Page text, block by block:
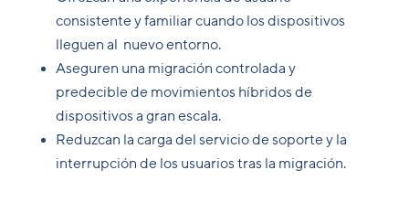
consistente y familiar cuando los dispositivos
lleguen al nuevo entorno.
Aseguren una migración controlada y
predecible de movimientos híbridos de
dispositivos a gran escala.
Reduzcan la carga del servicio de soporte y la
interrupción de los usuarios tras la migración.